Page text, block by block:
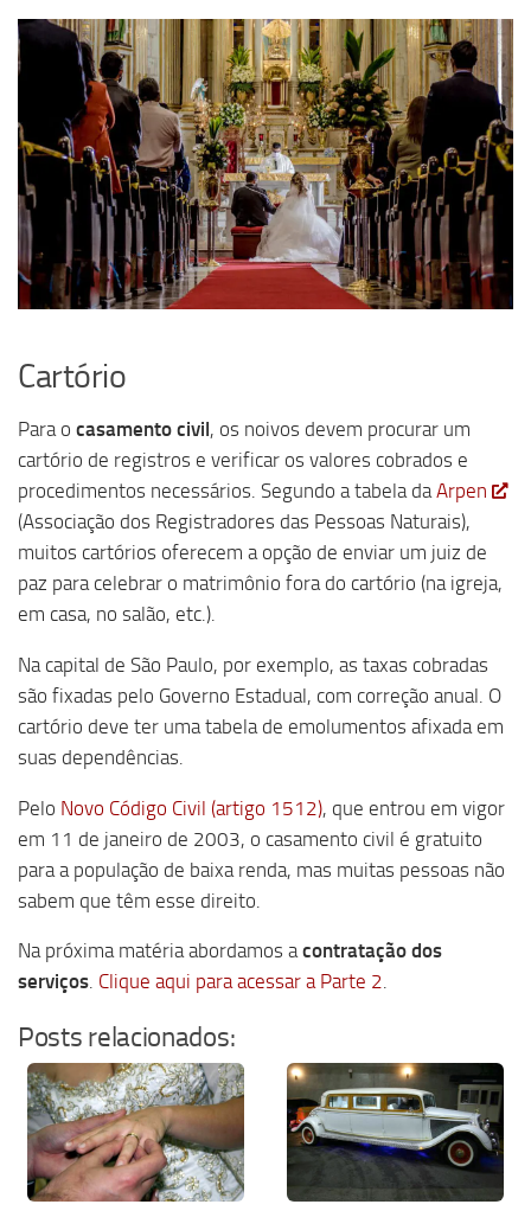
Cartório
Para o casamento civil, os noivos devem procurar um
cartório de registros e verificar os valores cobrados e
procedimentos necessários. Segundo a tabela daArpen
(Associação dos Registradores das Pessoas Naturais),
muitos cartórios oferecem a opção de enviar um juiz de
paz para celebrar o matrimônio fora do cartório (na igreja,
em casa, no salão, etc.).
Na capital de São Paulo, por exemplo, as taxas cobradas
são fixadas pelo Governo Estadual, com correção anual. O
cartório deve ter uma tabela de emolumentos afixada em
suas dependências.
Pelo Novo Código Civil (artigo 1512), que entrou em vigor
em 11 de janeiro de 2003, o casamento civil é gratuito
para a população de baixa renda, mas muitas pessoas não
sabem que têm esse direito.
Na próxima matéria abordamos acontratação dos
serviços. Clique aqui para acessar a Parte 2.
Posts relacionados: